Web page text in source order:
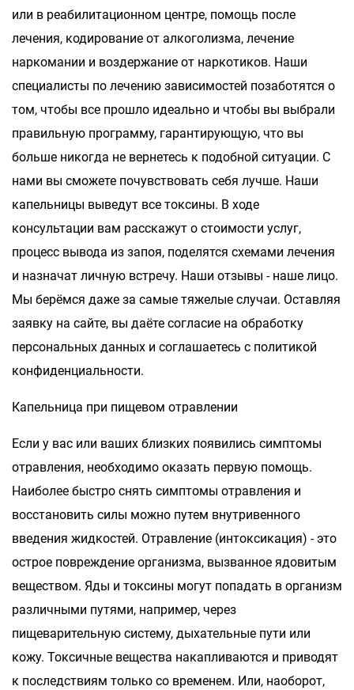
или в реабилитационном центре, помощь после
лечения, кодирование от алкоголизма, лечение
наркомании и воздержание от наркотиков. Наши
специалисты по лечению зависимостей позаботятся о
том, чтобы все прошло идеально и чтобы вы выбрали
правильную программу, гарантирующую, что вы
больше никогда не вернетесь к подобной ситуации. С
нами вы сможете почувствовать себя лучше. Наши
капельницы выведут все токсины. В ходе
консультации вам расскажут о стоимости услуг,
процесс вывода из запоя, поделятся схемами лечения
и назначат личную встречу. Наши отзывы - наше лицо.
Мы берёмся даже за самые тяжелые случаи. Оставляя
заявку на сайте, вы даёте согласие на обработку
персональных данных и соглашаетесь с политикой
конфиденциальности.
Капельница при пищевом отравлении
Если у вас или ваших близких появились симптомы
отравления, необходимо оказать первую помощь.
Наиболее быстро снять симптомы отравления и
восстановить силы можно путем внутривенного
введения жидкостей. Отравление (интоксикация) - это
острое повреждение организма, вызванное ядовитым
веществом. Яды и токсины могут попадать в организм
различными путями, например, через
пищеварительную систему, дыхательные пути или
кожу. Токсичные вещества накапливаются и приводят
к последствиям только со временем. Или, наоборот,